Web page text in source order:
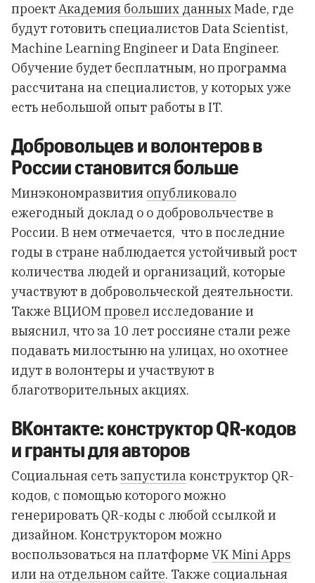
проектАкадемия больших данныхMade, где
будут готовить специалистов Data Scientist,
Machine Learning Engineer и Data Engineer.
Обучение будет бесплатным, но программа
рассчитана на специалистов, у которых уже
есть небольшой опыт работы в IT.
Добровольцев и волонтеров в
России становится больше
Минэкономразвития опубликовало
ежегодный доклад о о добровольчестве в
России. В нем отмечается, что в последние
годы в стране наблюдается устойчивый рост
количества людей и организаций, которые
участвуют в добровольческой деятельности.
Также ВЦИОМпровел исследование и
выяснил, что за 10 лет россияне стали реже
подавать милостыню на улицах, но охотнее
идут в волонтеры и участвуют в
благотворительных акциях.
ВКонтакте: конструктор QR-кодов
и гранты для авторов
Социальная сеть запустилаконструктор QR-
кодов, с помощью которого можно
генерировать QR-коды с любой ссылкой и
дизайном. Конструктором можно
воспользоваться на платформе VK Mini Apps
или на отдельном сайте. Также социальная